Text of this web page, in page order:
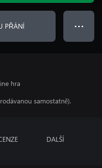
PŘÁNÍ ● ● ●
hra
samostatně).
DALŠÍ